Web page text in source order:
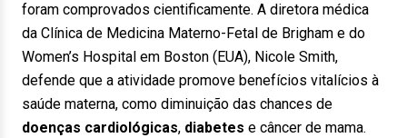
foram comprovados cientificamente. A diretora médica
da Clínica de Medicina Materno-Fetal de Brigham e do
Women’s Hospital em Boston (EUA), Nicole Smith,
defende que a atividade promove benefícios vitalícios à
saúde materna, como diminuição das chances de
doenças cardiológicas, diabetes e câncer de mama.